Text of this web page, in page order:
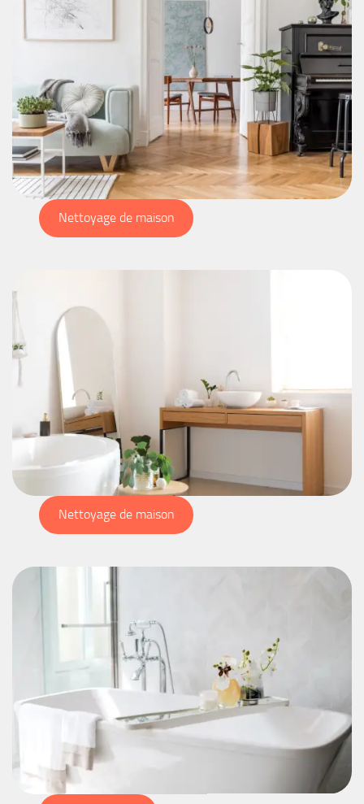
Nettoyage de maison
Nettoyage de maison